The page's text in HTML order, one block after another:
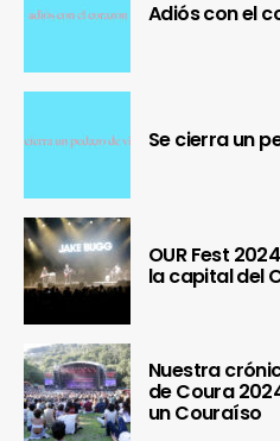
Adiós con el
Se cierra un
OUR Fest
la capital del
Nuestra
de Coura
un Couraíso